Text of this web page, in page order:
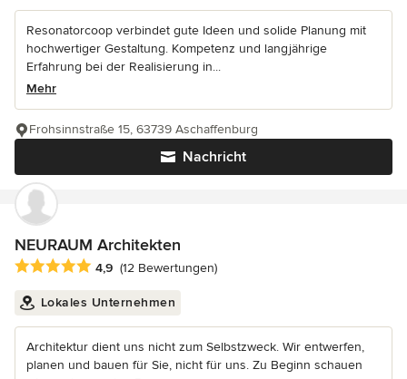
Resonatorcoop verbindet gute Ideen und solide Planung mit
hochwertiger Gestaltung. Kompetenz und langjährige
Erfahrung bei der Realisierung in...
Mehr
Nachricht
Frohsinnstraße 15, 63739 Aschaffenburg
NEURAUM Architekten
Durchschnittliche Bewertung: 4.9 von 5 Sternen
4,9 (12 Bewertungen)
Lokales Unternehmen
Architektur dient uns nicht zum Selbstzweck. Wir entwerfen,
planen und bauen für Sie, nicht für uns. Zu Beginn schauen